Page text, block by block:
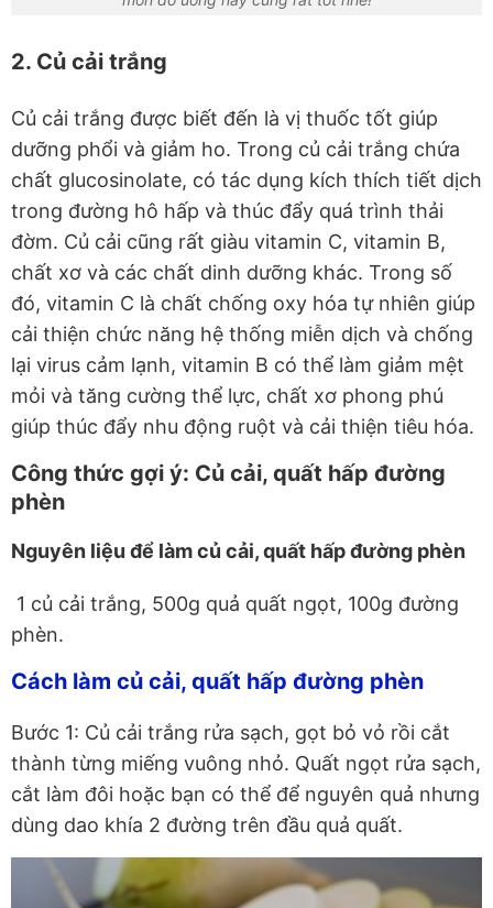
2. Củ cải trắng
Củ cải trắng được biết đến là vị thuốc tốt giúp
dưỡng phổi và giảm ho. Trong củ cải trắng chứa
chất glucosinolate, có tác dụng kích thích tiết dịch
trong đường hô hấp và thúc đẩy quá trình thải
đờm. Củ cải cũng rất giàu vitamin C, vitamin B,
chất xơ và các chất dinh dưỡng khác. Trong số
đó, vitamin C là chất chống oxy hóa tự nhiên giúp
cải thiện chức năng hệ thống miễn dịch và chống
lại virus cảm lạnh, vitamin B có thể làm giảm mệt
mỏi và tăng cường thể lực, chất xơ phong phú
giúp thúc đẩy nhu động ruột và cải thiện tiêu hóa.
Công thức gợi ý: Củ cải, quất hấp đường
phèn
Nguyên liệu để làm củ cải, quất hấp đường phèn
1 củ cải trắng, 500g quả quất ngọt, 100g đường
phèn.
Cách làm củ cải, quất hấp đường phèn
Bước 1: Củ cải trắng rửa sạch, gọt bỏ vỏ rồi cắt
thành từng miếng vuông nhỏ. Quất ngọt rửa sạch,
cắt làm đôi hoặc bạn có thể để nguyên quả nhưng
dùng dao khía 2 đường trên đầu quả quất.